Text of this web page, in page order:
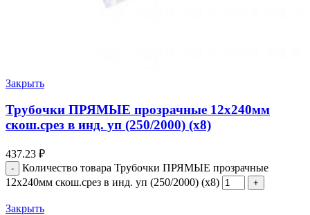
Закрыть
Трубочки ПРЯМЫЕ прозрачные 12х240мм
скош.срез в инд. уп (250/2000) (х8)
437.23 ₽
Количество товара Трубочки ПРЯМЫЕ прозрачные
12х240мм скош.срез в инд. уп (250/2000) (х8)
Закрыть